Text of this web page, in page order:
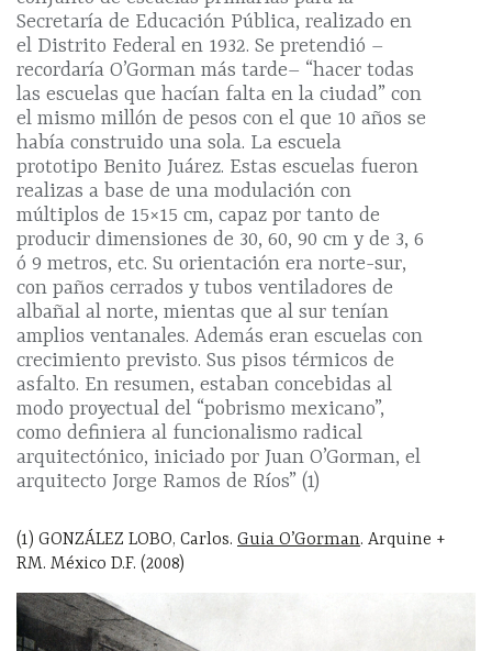
Secretaría de Educación Pública, realizado en
el Distrito Federal en 1932. Se pretendió –
recordaría O’Gorman más tarde– “hacer todas
las escuelas que hacían falta en la ciudad” con
el mismo millón de pesos con el que 10 años se
había construido una sola. La escuela
prototipo Benito Juárez. Estas escuelas fueron
realizas a base de una modulación con
múltiplos de 15×15 cm, capaz por tanto de
producir dimensiones de 30, 60, 90 cm y de 3, 6
ó 9 metros, etc. Su orientación era norte-sur,
con paños cerrados y tubos ventiladores de
albañal al norte, mientas que al sur tenían
amplios ventanales. Además eran escuelas con
crecimiento previsto. Sus pisos térmicos de
asfalto. En resumen, estaban concebidas al
modo proyectual del “pobrismo mexicano”,
como definiera al funcionalismo radical
arquitectónico, iniciado por Juan O’Gorman, el
arquitecto Jorge Ramos de Ríos” (1)
(1) GONZÁLEZ LOBO, Carlos. Guia O’Gorman. Arquine +
RM. México D.F. (2008)